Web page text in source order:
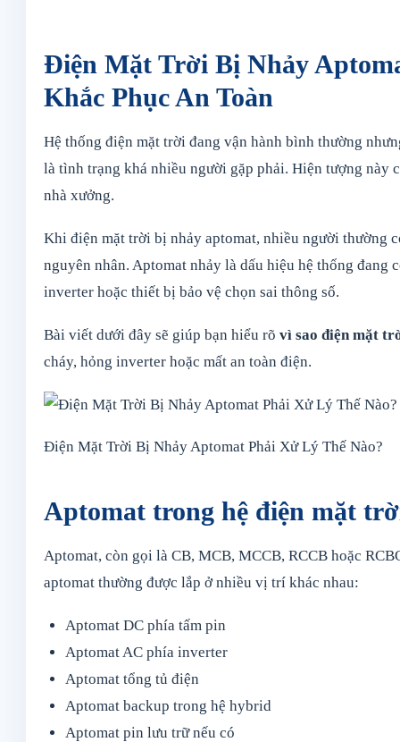
Điện Mặt Trời Bị Nhảy
Khắc Phục An Toàn
Hệ thống điện mặt trời đang vận hành bình thường
là tình trạng khá nhiều người gặp phải. Hiện tượng này
nhà xưởng.
Khi điện mặt trời bị nhảy aptomat, nhiều người thường
nguyên nhân. Aptomat nhảy là dấu hiệu hệ thống
inverter hoặc thiết bị bảo vệ chọn sai thông số.
Bài viết dưới đây sẽ giúp bạn hiểu rõ vì sao điện mặt
cháy, hỏng inverter hoặc mất an toàn điện.
Điện Mặt Trời Bị Nhảy Aptomat Phải Xử Lý Thế Nào?
Aptomat trong hệ điện mặt
Aptomat, còn gọi là CB, MCB, MCCB, RCCB hoặc
aptomat thường được lắp ở nhiều vị trí khác nhau:
Aptomat DC phía tấm pin
Aptomat AC phía inverter
Aptomat tổng tủ điện
Aptomat backup trong hệ hybrid
Aptomat pin lưu trữ nếu có